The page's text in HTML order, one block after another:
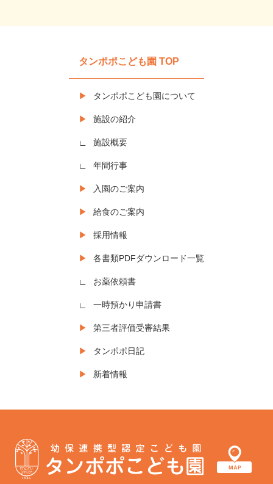
タンポポこども園 TOP
タンポポこども園について
施設の紹介
施設概要
年間行事
入園のご案内
給食のご案内
採用情報
各書類PDFダウンロード一覧
お薬依頼書
一時預かり申請書
第三者評価受審結果
タンポポ日記
新着情報